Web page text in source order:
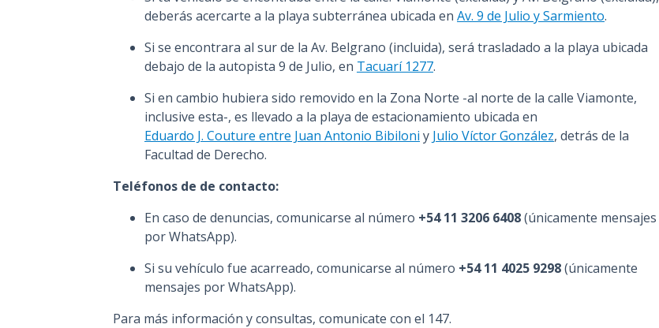
deberás acercarte a la playa subterránea ubicada en Av. 9 de Julio y Sarmiento.
Si se encontrara al sur de la Av. Belgrano (incluida), será trasladado a la playa ubicada
debajo de la autopista 9 de Julio, en Tacuarí 1277.
Si en cambio hubiera sido removido en la Zona Norte -al norte de la calle Viamonte,
inclusive esta-, es llevado a la playa de estacionamiento ubicada en
Eduardo J. Couture entre Juan Antonio Bibiloni y Julio Víctor González, detrás de la
Facultad de Derecho.
Teléfonos de de contacto:
En caso de denuncias, comunicarse al número +54 11 3206 6408(únicamente mensajes
por WhatsApp).
Si su vehículo fue acarreado, comunicarse al número +54 11 4025 9298(únicamente
mensajes por WhatsApp).
Para más información y consultas, comunicate con el 147.